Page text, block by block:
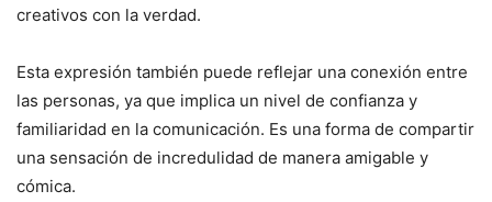
creativos con la verdad.
Esta expresión también puede reflejar una conexión entre
las personas, ya que implica un nivel de confianza y
familiaridad en la comunicación. Es una forma de compartir
una sensación de incredulidad de manera amigable y
cómica.